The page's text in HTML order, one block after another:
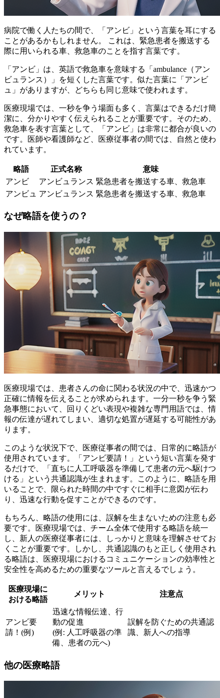
病院で働く人たちの間で、「アンビ」という言葉を耳にする
ことがあるかもしれません。 これは、 緊急患者を搬送する
際に用いられる車、救急車のことを指す言葉です。
「アンビ」は、英語で救急車を意味する「ambulance（アン
ビュランス）」を短くした言葉です。似た言葉に「アンビ
ュ」がありますが、どちらも同じ意味で使われます。
医療現場では、一秒を争う場面も多く、言葉はできるだけ簡
潔に、分かりやすく伝えられることが重要です。そのため、
救急車を表す言葉として、「アンビ」は非常に都合が良いの
です。医師や看護師など、医療従事者の間では、自然と使わ
れています。
略語 正式名称
意味
アンビ
アンビュランス 緊急患者を搬送する車、救急車
アンビュ アンビュランス 緊急患者を搬送する車、救急車
なぜ略語を使うの？
医療現場では、 患者さんの命に関わる状況の中で、迅速かつ
正確に情報を伝えること が求められます。一分一秒を争う緊
急事態において、回りくどい表現や複雑な専門用語では、情
報の伝達が遅れてしまい、適切な処置が遅延する可能性があ
ります。
このような状況下で、医療従事者の間では、日常的に略語が
使用されています。「アンビ要請！」という短い言葉を発す
るだけで、「直ちに人工呼吸器を準備して患者の元へ駆けつ
ける」という共通認識が生まれます。このように、 略語を用
いることで、限られた時間の中ですぐに相手に意図が伝わ
り、迅速な行動を促すことができるのです。
もちろん、略語の使用には、誤解を生まないための注意も必
要です。医療現場では、チーム全体で使用する略語を統一
し、新人の医療従事者には、しっかりと意味を理解させてお
くことが重要です。しかし、 共通認識のもと正しく使用され
る略語は、医療現場におけるコミュニケーションの効率性と
安全性を高めるための重要なツールと言えるでしょう。
医療現場に
おける略語
メリット 注意点
アンビ要
請！(例)
迅速な情報伝達、行
動の促進
(例: 人工呼吸器の準
備、患者の元へ)
誤解を防ぐための共通認
識、新人への指導
他の医療略語